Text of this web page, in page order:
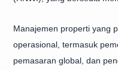
Manajemen properti yang
operasional, termasuk
pemasaran global, dan